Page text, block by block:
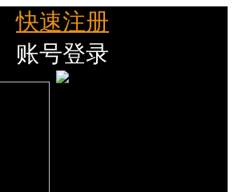
快速注册
账号登录